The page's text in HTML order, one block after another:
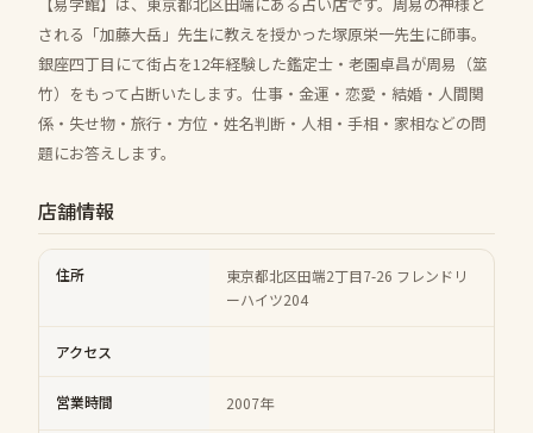
【易学館】は、東京都北区田端にある占い店です。周易の神様と
される「加藤大岳」先生に教えを授かった塚原栄一先生に師事。
銀座四丁目にて街占を12年経験した鑑定士・老園卓昌が周易（筮
竹）をもって占断いたします。仕事・金運・恋愛・結婚・人間関
係・失せ物・旅行・方位・姓名判断・人相・手相・家相などの問
題にお答えします。
店舗情報
住所
東京都北区田端2丁目7-26 フレンドリ
ーハイツ204
アクセス
営業時間 2007年